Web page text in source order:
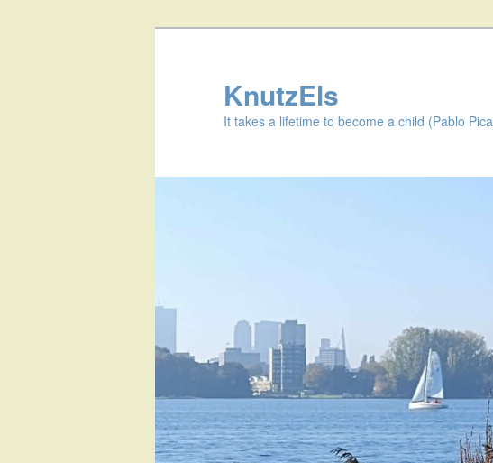
KnutzEls
It takes a lifetime to become a child (Pablo